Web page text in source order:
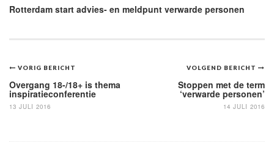
Rotterdam start advies- en meldpunt verwarde personen
Bericht
navigatie
VOLGEND BERICHT
Stoppen met de term
‘verwarde personen’
14 JULI 2016
VORIG BERICHT
Overgang 18-/18+ is thema
inspiratieconferentie
13 JULI 2016